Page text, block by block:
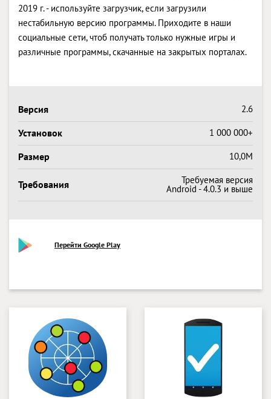
2019 г. - используйте загрузчик, если загрузили
нестабильную версию программы. Приходите в наши
социальные сети, чтоб получать только нужные игры и
различные программы, скачанные на закрытых порталах.
Версия 2.6
Установок 1 000 000+
Размер 10,0M
Требования Требуемая версия
Android - 4.0.3 и выше
Перейти Google Play